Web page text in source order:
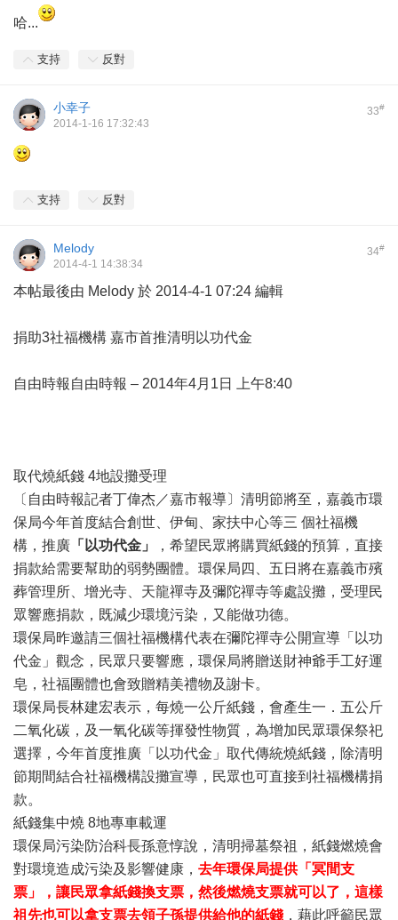
哈...
支持 反對
33#
小幸子
2014-1-16 17:32:43
支持 反對
34#
Melody
2014-4-1 14:38:34
本帖最後由 Melody 於 2014-4-1 07:24 編輯
捐助3社福機構 嘉市首推清明以功代金
自由時報自由時報 – 2014年4月1日 上午8:40
取代燒紙錢 4地設攤受理
〔自由時報記者丁偉杰／嘉市報導〕清明節將至，嘉義市環
保局今年首度結合創世、伊甸、家扶中心等三 個社福機
構，推廣 「以功代金」
，希望民眾將購買紙錢的預算，直接
捐款給需要幫助的弱勢團體。環保局四、五日將在嘉義市殯
葬管理所、增光寺、天龍禪寺及彌陀禪寺等處設攤，受理民
眾響應捐款，既減少環境污染，又能做功德。
環保局昨邀請三個社福機構代表在彌陀禪寺公開宣導「以功
代金」觀念，民眾只要響應，環保局將贈送財神爺手工好運
皂，社福團體也會致贈精美禮物及謝卡。
環保局長林建宏表示，每燒一公斤紙錢，會產生一．五公斤
二氧化碳，及一氧化碳等揮發性物質，為增加民眾環保祭祀
選擇，今年首度推廣「以功代金」取代傳統燒紙錢，除清明
節期間結合社福機構設攤宣導，民眾也可直接到社福機構捐
款。
紙錢集中燒 8地專車載運
環保局污染防治科長孫意惇說，清明掃墓祭祖，紙錢燃燒會
對環境造成污染及影響健康， 去年環保局提供「冥間支
票」，讓民眾拿紙錢換支票，然後燃燒支票就可以了，這樣
祖先也可以拿支票去領子孫提供給他的紙錢 ，藉此呼籲民眾